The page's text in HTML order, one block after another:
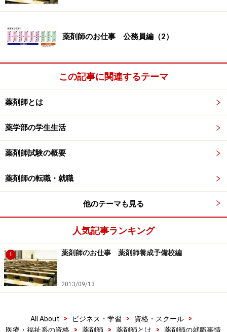
薬剤師のお仕事 公務員編（2）
この記事に関連するテーマ
薬剤師とは
薬学部の学生生活
薬剤師試験の概要
薬剤師の転職・就職
他のテーマも見る
人気記事ランキング
1 薬剤師のお仕事 薬剤師養成予備校編
2013/09/13
All About > ビジネス・学習 > 資格・スクール
>
医療・福祉系の資格
> 薬剤師 > 薬剤師とは > 薬剤師の就職事情